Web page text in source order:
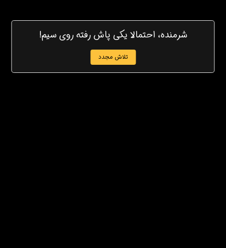
شرمنده، احتمالا یکی پاش رفته روی سیم!
تلاش مجدد